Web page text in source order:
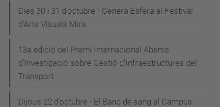
Dies 30 i 31 d'octubre - Genera Esfera al Festival
d'Arts Visuals Mira
13a edició del Premi Internacional Abertis
d'Investigació sobre Gestió d'Infraestructures del
Transport
Dijous 22 d'octubre - El Banc de sang al Campus